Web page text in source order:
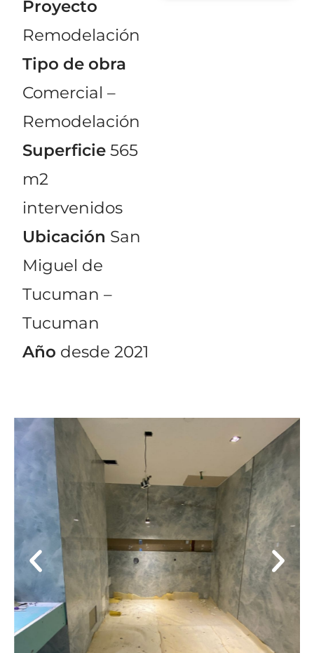
Proyecto
Remodelación
Tipo de obra
Comercial –
Remodelación
Superficie 565
m2
intervenidos
Ubicación San
Miguel de
Tucuman –
Tucuman
Año desde 2021